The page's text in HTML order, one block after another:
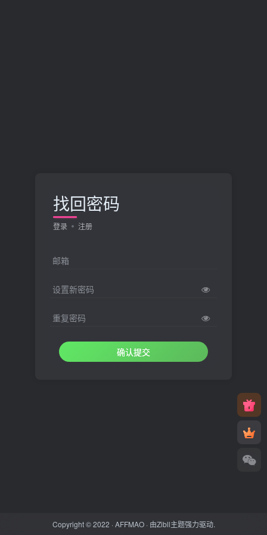
找回密码
登录 注册
邮箱
设置新密码
重复密码
确认提交
Copyright © 2022 ·AFFMAO· 由Zibll主题强力驱动.